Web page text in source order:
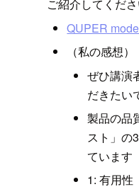
ご紹介してくだ
QUPER
（私の感想）
ぜひ講演
だきたい
製品の品
スト」の
ています
1: 有用性